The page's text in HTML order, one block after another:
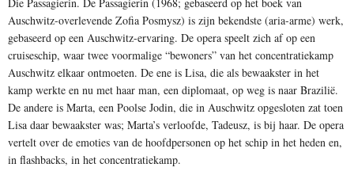
Auschwitz-overlevende Zofia Posmysz) is zijn bekendste (aria-arme) werk,
gebaseerd op een Auschwitz-ervaring. De opera speelt zich af op een
cruiseschip, waar twee voormalige “bewoners” van het concentratiekamp
Auschwitz elkaar ontmoeten. De ene is Lisa, die als bewaakster in het
kamp werkte en nu met haar man, een diplomaat, op weg is naar Brazilië.
De andere is Marta, een Poolse Jodin, die in Auschwitz opgesloten zat toen
Lisa daar bewaakster was; Marta’s verloofde, Tadeusz, is bij haar. De opera
vertelt over de emoties van de hoofdpersonen op het schip in het heden en,
in flashbacks, in het concentratiekamp.